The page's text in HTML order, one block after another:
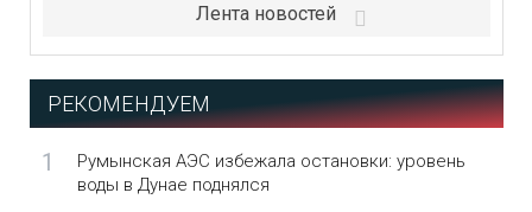
Лента новостей
РЕКОМЕНДУЕМ
1
Румынская АЭС избежала остановки: уровень
воды в Дунае поднялся